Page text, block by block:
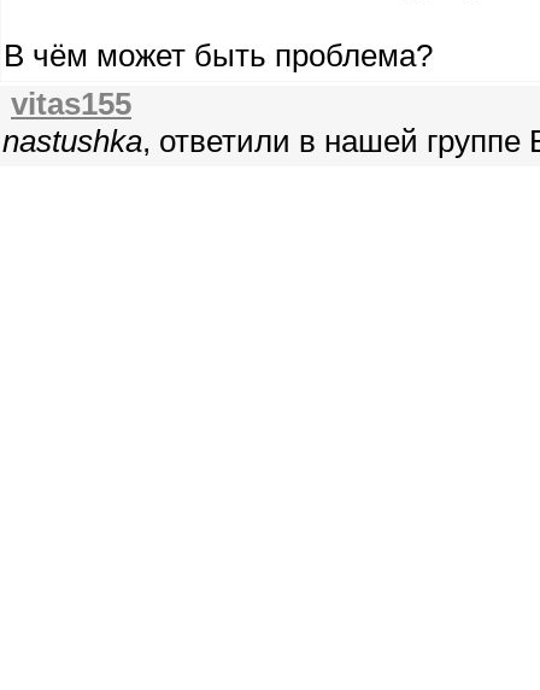
В чём может быть проблема?
vitas155
nastushka, ответили в нашей группе